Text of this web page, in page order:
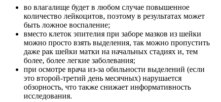
во влагалище будет в любом случае повышенное
количество лейкоцитов, поэтому в результатах может
быть ложное воспаление;
вместо клеток эпителия при заборе мазков из шейки
можно просто взять выделения, так можно пропустить
даже рак шейки матки на начальных стадиях и, тем
более, более легкие заболевания;
при осмотре врача из-за обильности выделений (если
это второй-третий день месячных) нарушается
обзорность, что также снижает информативность
исследования.